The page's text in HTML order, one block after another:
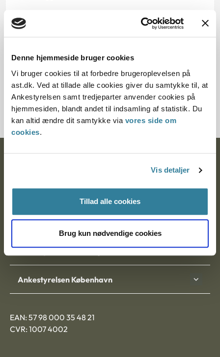
Denne hjemmeside bruger cookies
Vi bruger cookies til at forbedre brugeroplevelsen på
ast.dk. Ved at tillade alle cookies giver du samtykke til, at
Ankestyrelsen samt tredjeparter anvender cookies på
hjemmesiden, blandt andet til indsamling af statistik. Du
kan altid ændre dit samtykke via vores side om
cookies.
Vis detaljer
Tillad alle cookies
Brug kun nødvendige cookies
12.07.2013
Paragraf
§ 143 § 9a § 11 § 128 § 139 § 125
Journalnummer
350567-00
9000 Aalborg
Ankestyrelsen Aalborg
Ankestyrelsen København
EAN: 57 98 000 35 48 21
CVR: 1007 4002